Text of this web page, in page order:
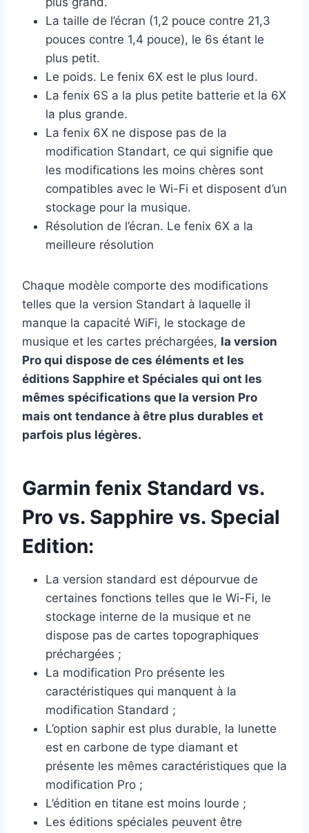
La taille de l’écran (1,2 pouce contre 21,3
pouces contre 1,4 pouce), le 6s étant le
plus petit.
Le poids. Le fenix 6X est le plus lourd.
La fenix 6S a la plus petite batterie et la 6X
la plus grande.
La fenix 6X ne dispose pas de la
modification Standart, ce qui signifie que
les modifications les moins chères sont
compatibles avec le Wi-Fi et disposent d’un
stockage pour la musique.
Résolution de l’écran. Le fenix 6X a la
meilleure résolution
Chaque modèle comporte des modifications
telles que la version Standart à laquelle il
manque la capacité WiFi, le stockage de
musique et les cartes préchargées, la version
Pro qui dispose de ces éléments et les
éditions Sapphire et Spéciales qui ont les
mêmes spécifications que la version Pro
mais ont tendance à être plus durables et
parfois plus légères.
Garmin fenix Standard vs.
Pro vs. Sapphire vs. Special
Edition:
La version standard est dépourvue de
certaines fonctions telles que le Wi-Fi, le
stockage interne de la musique et ne
dispose pas de cartes topographiques
préchargées ;
La modification Pro présente les
caractéristiques qui manquent à la
modification Standard ;
L’option saphir est plus durable, la lunette
est en carbone de type diamant et
présente les mêmes caractéristiques que la
modification Pro ;
L’édition en titane est moins lourde ;
Les éditions spéciales peuvent être